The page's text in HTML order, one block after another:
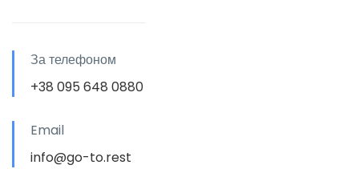
За телефоном
+38 095 648 0880
Email
info@go-to.rest